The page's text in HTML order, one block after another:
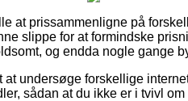
at prissammenligne på
slippe for at formindske
og endda nogle gange
undersøge forskellige
sådan at du ikke er i tvivl